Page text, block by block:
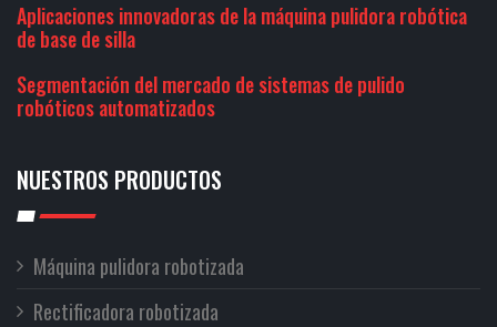
Aplicaciones innovadoras de la máquina pulidora robótica
de base de silla
Segmentación del mercado de sistemas de pulido
robóticos automatizados
NUESTROS PRODUCTOS
Máquina pulidora robotizada
Rectificadora robotizada